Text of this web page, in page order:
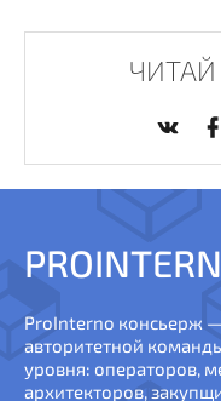
ProInterno консьерж —
авторитетной
уровня: операторов,
архитекторов,